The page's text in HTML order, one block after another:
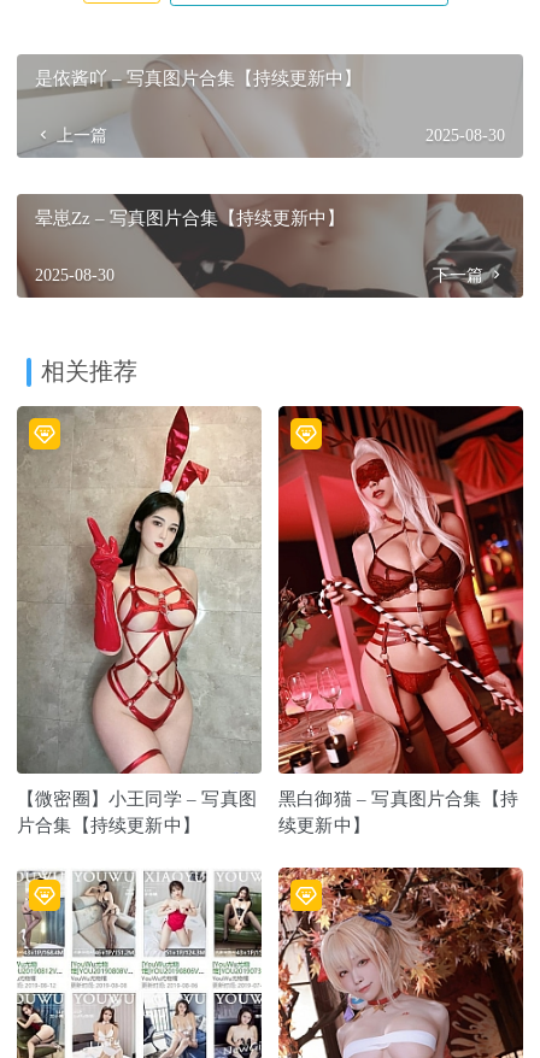
是依酱吖 – 写真图片合集【持续更新中】
上一篇 2025-08-30
晕崽Zz – 写真图片合集【持续更新中】
2025-08-30 下一篇
相关推荐
【微密圈】小王同学 – 写真图
片合集【持续更新中】
黑白御猫 – 写真图片合集【持
续更新中】